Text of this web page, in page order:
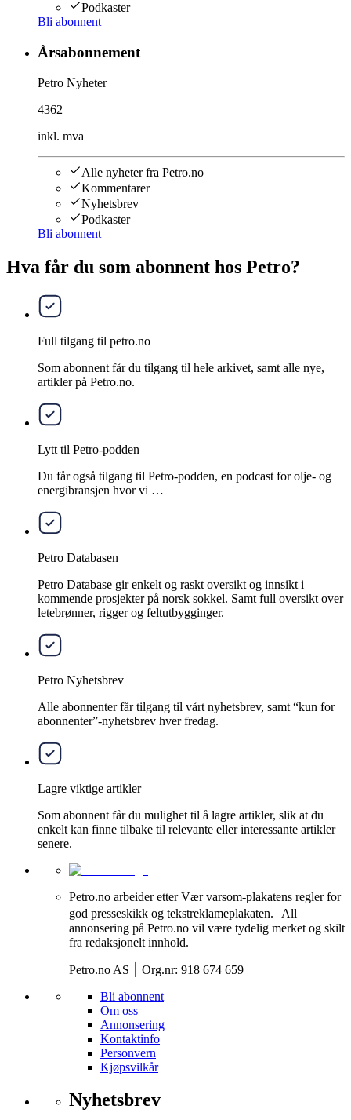
Podkaster
Bli abonnent
Årsabonnement
Petro Nyheter
4362
inkl. mva
Alle nyheter fra Petro.no
Kommentarer
Nyhetsbrev
Podkaster
Bli abonnent
Hva får du som abonnent hos Petro?
Full tilgang til petro.no
Som abonnent får du tilgang til hele arkivet, samt alle nye,
artikler på Petro.no.
Lytt til Petro-podden
Du får også tilgang til Petro-podden, en podcast for olje- og
energibransjen hvor vi …
Petro Databasen
Petro Database gir enkelt og raskt oversikt og innsikt i
kommende prosjekter på norsk sokkel. Samt full oversikt over
letebrønner, rigger og feltutbygginger.
Petro Nyhetsbrev
Alle abonnenter får tilgang til vårt nyhetsbrev, samt “kun for
abonnenter”-nyhetsbrev hver fredag.
Lagre viktige artikler
Som abonnent får du mulighet til å lagre artikler, slik at du
enkelt kan finne tilbake til relevante eller interessante artikler
senere.
Petro.no arbeider etter Vær varsom-plakatens regler for
god presseskikk og tekstreklameplakaten. All
annonsering på Petro.no vil være tydelig merket og skilt
fra redaksjonelt innhold.
Petro.no AS ⎮ Org.nr: 918 674 659
Bli abonnent
Om oss
Annonsering
Kontaktinfo
Personvern
Kjøpsvilkår
Nyhetsbrev